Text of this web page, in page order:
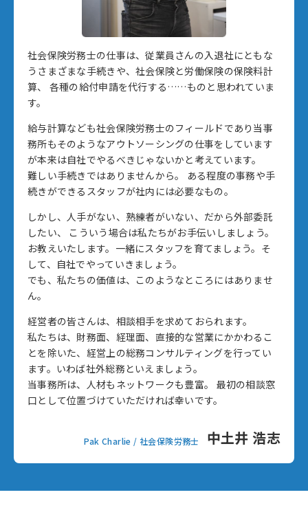
社会保険労務士の仕事は、従業員さんの入退社にともな
う さまざまな手続きや、社会保険と労働保険の保険料計
算、
各種の給付申請を代行する……ものと思われていま
す。
給与計算なども社会保険労務士のフィールドであり 当事
務所もそのようなアウトソーシングの仕事をしています
が本来は自社でやるべきじゃないかと考えています。
難しい手続きではありませんから。
ある程度の事務や手
続きができるスタッフが社内には必要なもの。
しかし、人手がない、熟練者がいない、だから外部委託
したい、
こういう場合は私たちがお手伝いしましょう。
お教えいたします。一緒にスタッフを育てましょう。 そ
して、自社でやっていきましょう。
でも、私たちの価値は、このようなところにはありませ
ん。
経営者の皆さんは、相談相手を求めておられます。
私たちは、財務面、経理面、直接的な営業にかかわるこ
とを除いた、経営上の総務コンサルティングを行ってい
ます。 いわば社外総務といえましょう。
当事務所は、人材もネットワークも豊富。
最初の相談窓
口として位置づけていただければ幸いです。
Pak Charlie / 社会保険労務士 中土井 浩志